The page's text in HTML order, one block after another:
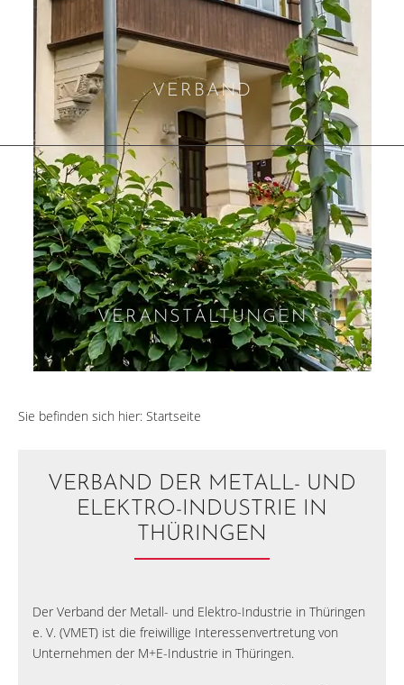
VERBAND
VERANSTALTUNGEN
Sie befinden sich hier: Startseite
VERBAND DER METALL- UND
ELEKTRO-INDUSTRIE IN
THÜRINGEN
Der Verband der Metall- und Elektro-Industrie in Thüringen
e. V. (VMET) ist die freiwillige Interessenvertretung von
Unternehmen der M+E-Industrie in Thüringen.